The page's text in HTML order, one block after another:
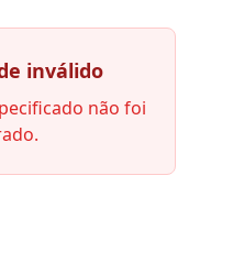
inválido
não foi